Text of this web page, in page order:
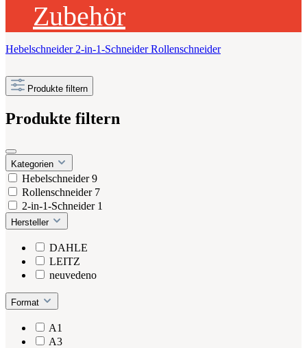
Zubehör
Hebelschneider 2-in-1-Schneider Rollenschneider
Produkte filtern
Produkte filtern
Kategorien
Hebelschneider9
Rollenschneider 7
2-in-1-Schneider 1
Hersteller
DAHLE
LEITZ
neuvedeno
Format
A1
A3